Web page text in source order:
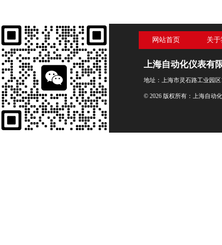
网站首页 关
上海自动化仪表有
地址：上海市灵石路工业园区
© 2026 版权所有：上海自动